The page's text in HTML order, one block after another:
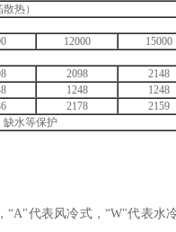
热）
12000 15000
2098 2148
1248 1248
2178 2159
缺水等保护
“A"代表风冷式，“W"代表水